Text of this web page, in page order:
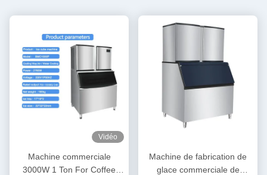
Vidéo
Machine commerciale
3000W 1 Ton For Coffee
Machine de fabrication de
glace commerciale de